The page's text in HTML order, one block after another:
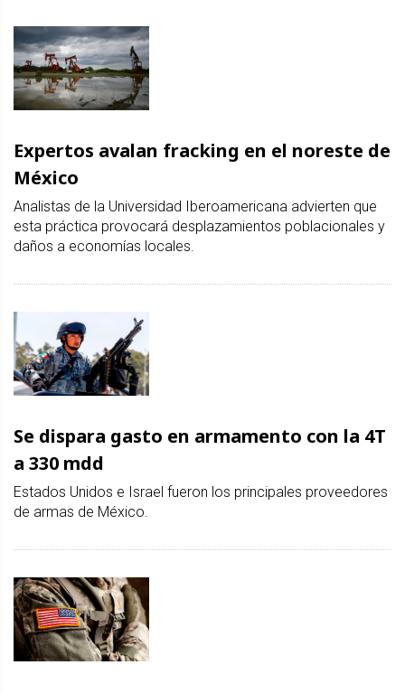
Expertos avalan fracking en el noreste de
México
Analistas de la Universidad Iberoamericana advierten que
esta práctica provocará desplazamientos poblacionales y
daños a economías locales.
Se dispara gasto en armamento con la 4T
a 330 mdd
Estados Unidos e Israel fueron los principales proveedores
de armas de México.